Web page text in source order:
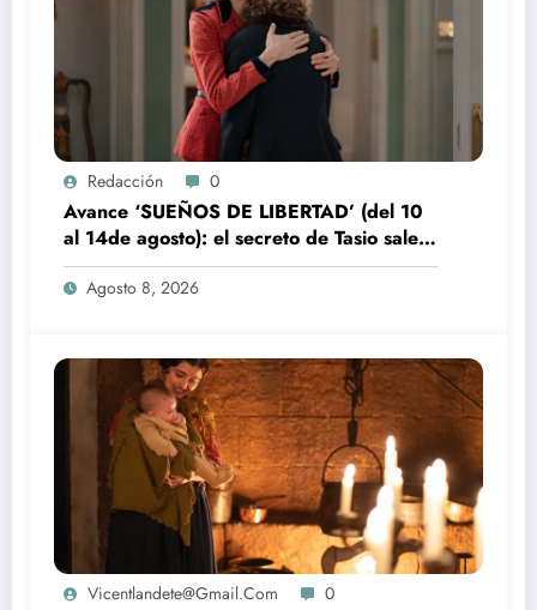
Redacción 0
Avance ‘SUEÑOS DE LIBERTAD’ (del 10
al 14de agosto): el secreto de Tasio sale a
la luz
Agosto 8, 2026
Vicentlandete@gmail.com 0